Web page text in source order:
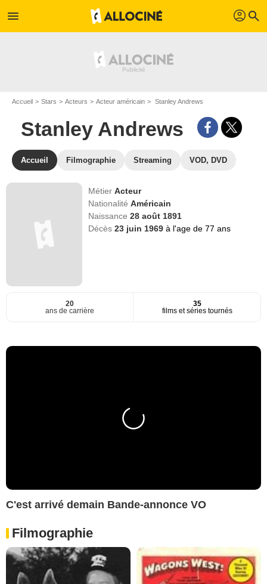
menu profil search
Accueil Stars Acteurs Acteur américain Stanley Andrews
Stanley Andrews
Accueil Filmographie Streaming VOD, DVD
MétierActeur
NationalitéAméricain
Naissance28 août 1891
Décès23 juin 1969à l'age de 77 ans
20
ans de carrière
35
films et séries tournés
C'est arrivé demain Bande-annonce VO
Filmographie